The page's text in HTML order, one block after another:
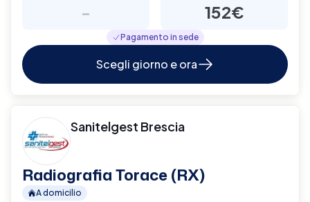
- 152€
Pagamento in sede
Scegli giorno e ora
Sanitelgest Brescia
Radiografia Torace (RX)
A domicilio